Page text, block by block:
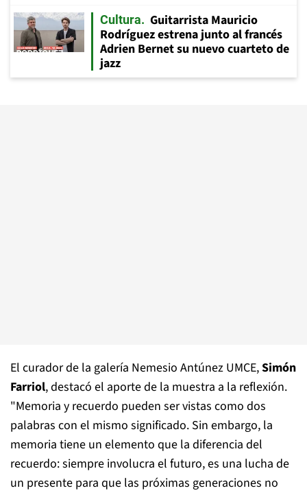
Cultura
Guitarrista Mauricio
Rodríguez estrena junto al francés
Adrien Bernet su nuevo cuarteto de
jazz
El curador de la galería Nemesio Antúnez UMCE,Simón
Farriol, destacó el aporte de la muestra a la reflexión.
"Memoria y recuerdo pueden ser vistas como dos
palabras con el mismo significado. Sin embargo, la
memoria tiene un elemento que la diferencia del
recuerdo: siempre involucra el futuro, es una lucha de
un presente para que las próximas generaciones no